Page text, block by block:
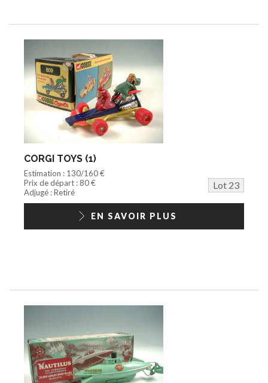
CORGI TOYS (1)
Estimation : 130/160 €
Prix de départ : 80 €
Lot 23
Adjugé : Retiré
EN SAVOIR PLUS